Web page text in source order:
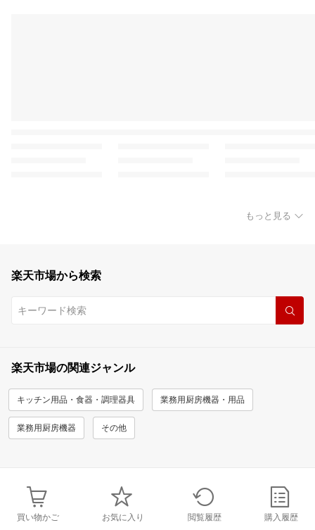
もっと見る
楽天市場から検索
楽天市場の関連ジャンル
キッチン用品・食器・調理器具 業務用厨房機器・用品
業務用厨房機器 その他
買い物かご お気に入り 閲覧履歴 購入履歴